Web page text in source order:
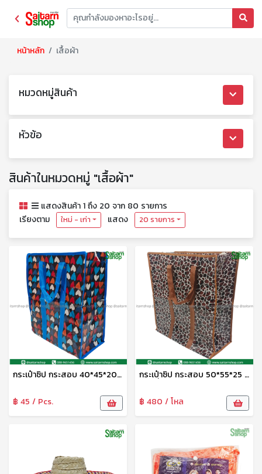
หน้าหลัก เสื้อผ้า
หมวดหมู่สินค้า
หัวข้อ
สินค้าในหมวดหมู่ "เสื้อผ้า"
แสดงสินค้า 1 ถึง 20 จาก 80 รายการ
เรียงตาม
ใหม่ - เก่า แสดง 20 รายการ
กระเป๋าซิป กระสอบ 40*45*20 ซม.No.16608 TL
฿ 45 / Pcs.
กระเปฺ๋าซิป กระสอบ 50*55*25 ซม.No.16610 TL
฿ 480 / โหล